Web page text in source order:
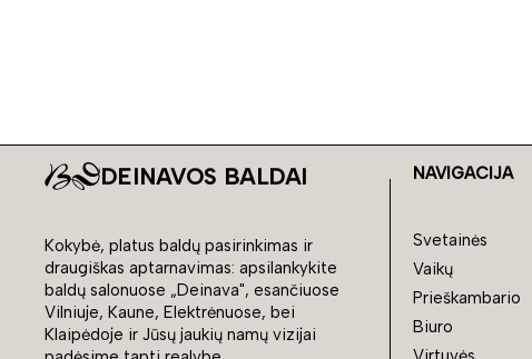
DEINAVOS BALDAI
Kokybė, platus baldų pasirinkimas ir
draugiškas aptarnavimas: apsilankykite
baldų salonuose „Deinava", esančiuose
Vilniuje, Kaune, Elektrėnuose, bei
Klaipėdoje ir Jūsų jaukių namų vizijai
NAVIGACIJA
Svetainės
Vaikų
Prieškambario
Biuro